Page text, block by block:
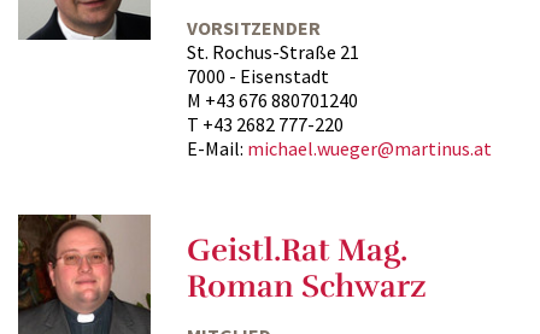
VORSITZENDER
St. Rochus-Straße 21
7000 - Eisenstadt
M +43 676 880701240
T +43 2682 777-220
E-Mail: michael.wueger@martinus.at
Geistl.Rat Mag.
Roman Schwarz